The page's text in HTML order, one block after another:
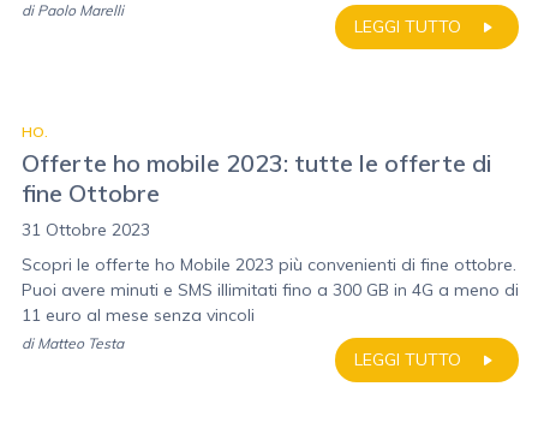
LEGGI TUTTO
di Paolo Marelli
HO.
Offerte ho mobile 2023: tutte le offerte di
fine Ottobre
31 Ottobre 2023
Scopri le offerte ho Mobile 2023 più convenienti di fine ottobre.
Puoi avere minuti e SMS illimitati fino a 300 GB in 4G a meno di
11 euro al mese senza vincoli
LEGGI TUTTO
di Matteo Testa